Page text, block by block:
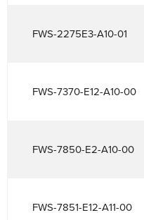
FWS-2275E3-A10-01
FWS-7370-E12-A10-00
FWS-7850-E2-A10-00
FWS-7851-E12-A11-00